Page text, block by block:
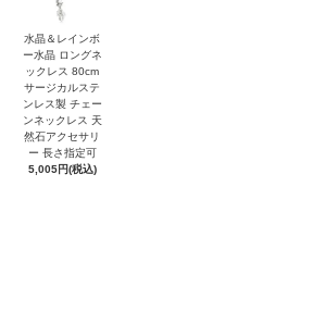
水晶＆レインボ
ー水晶 ロングネ
ックレス 80cm
サージカルステ
ンレス製 チェー
ンネックレス 天
然石アクセサリ
ー 長さ指定可
5,005円(税込)